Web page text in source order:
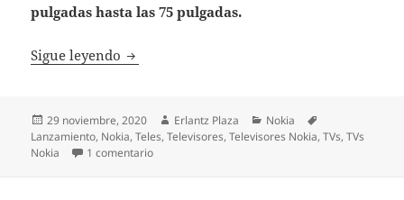
pulgadas hasta las 75 pulgadas.
Sigue leyendo Nokia lanzará televisores con Android TV
Publicado
el
29 noviembre, 2020 Autor
Erlantz Plaza Categorías
Nokia
Lanzamiento, Nokia,Teles,Televisores,Televisores Nokia,TVs,TVs
Nokia
1 comentarioen Nokia lanzará televisores con Android TV en